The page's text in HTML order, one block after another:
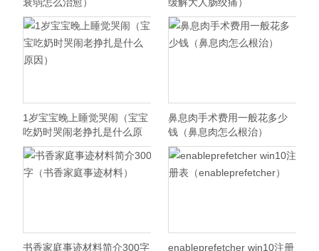
1岁宝宝晚上睡觉哭闹（宝宝
吃奶时哭闹老挣扎是什么原
因）
鼻息肉手术费用一般花多少
钱（鼻息肉怎么根治）
书香家庭事迹材料简介300字
enableprefetcher win10注册